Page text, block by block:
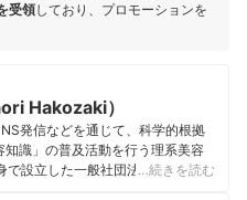
受領しており、プロモーションを
Hakozaki）
発信などを通じて、科学的根拠
知識」の普及活動を行う理系美容
設立した一般社団法人美容科学
…続きを読む